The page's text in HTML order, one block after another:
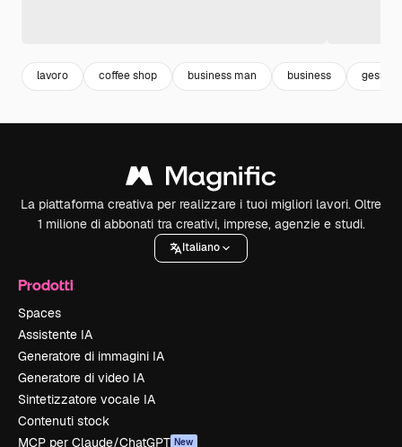
lavoro coffee shop business man business
La piattaforma creativa per realizzare i tuoi migliori lavori. Oltre
1 milione di abbonati tra creativi, imprese, agenzie e studi.
Italiano
Prodotti
Spaces
Assistente IA
Generatore di immagini IA
Generatore di video IA
Sintetizzatore vocale IA
Contenuti stock
MCP per Claude/ChatGPT New